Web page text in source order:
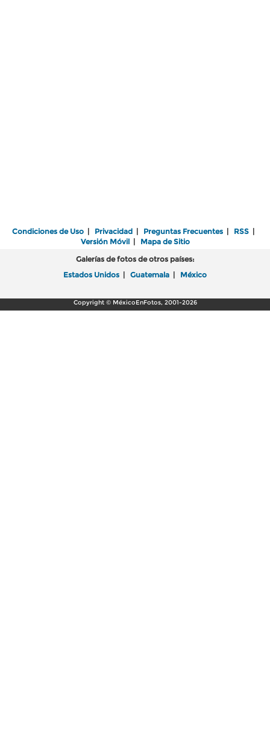
Condiciones de Uso | Privacidad | Preguntas Frecuentes | RSS |
Versión Móvil| Mapa de Sitio
Galerías de fotos de otros países:
Estados Unidos | Guatemala | México
Copyright © MéxicoEnFotos, 2001-2026